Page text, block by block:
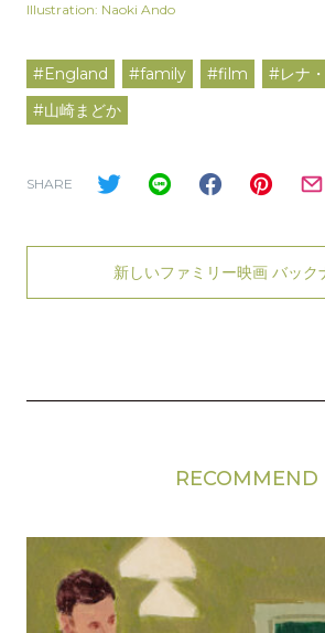
Illustration: Naoki Ando
#England #family #film
#レナ
#山崎まどか
SHARE
新しいファミリー映画 バック
RECOMMEND